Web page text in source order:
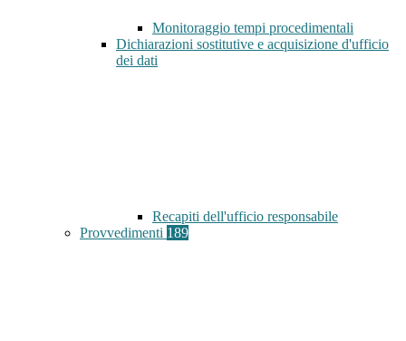
Monitoraggio tempi procedimentali
Dichiarazioni sostitutive e acquisizione d'ufficio
dei dati
Recapiti dell'ufficio responsabile
Provvedimenti 189